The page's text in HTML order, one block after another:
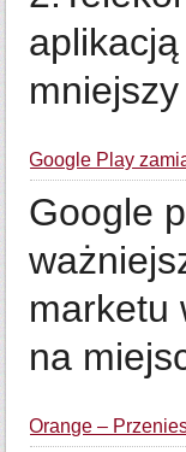
Google Play
Google
marketu
na
Orange –